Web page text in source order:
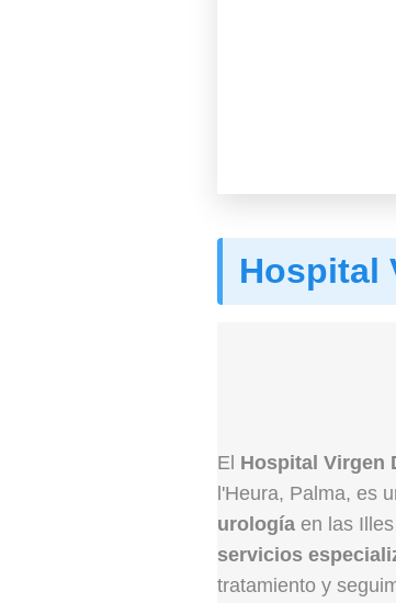
Hospital
El Hospital Virgen
l'Heura, Palma, es
urología en las
servicios
tratamiento y